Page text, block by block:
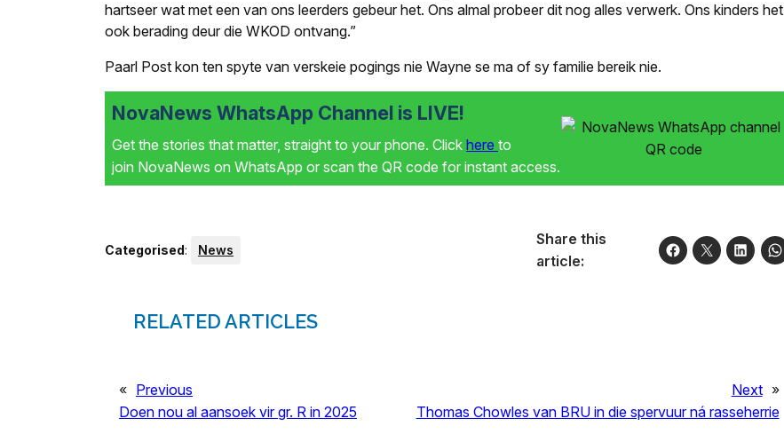
hartseer wat met een van ons leerders gebeur het. Ons almal probeer dit nog alles verwerk. Ons kinders het
ook berading deur die WKOD ontvang.”
Paarl Post kon ten spyte van verskeie pogings nie Wayne se ma of sy familie bereik nie.
NovaNews WhatsApp Channel is LIVE!
Get the stories that matter, straight to your phone. Click here to
join NovaNews on WhatsApp or scan the QR code for instant access.
Categorised: News
Share this
article:
RELATED ARTICLES
« Previous
Doen nou al aansoek vir gr. R in 2025
Next »
Thomas Chowles van BRU in die spervuur ná rasseherrie